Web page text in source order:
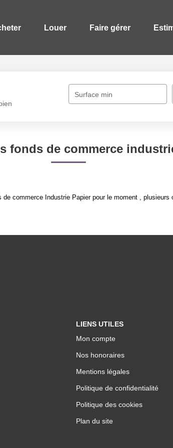
Louer Faire gérer
Surface min
fonds de commerce
commerce Industrie Papier pour le moment , plusieurs
LIENS UTILES
Mon compte
Nos honoraires
Mentions légales
Politique de confidentialité
Politique des cookies
Plan du site